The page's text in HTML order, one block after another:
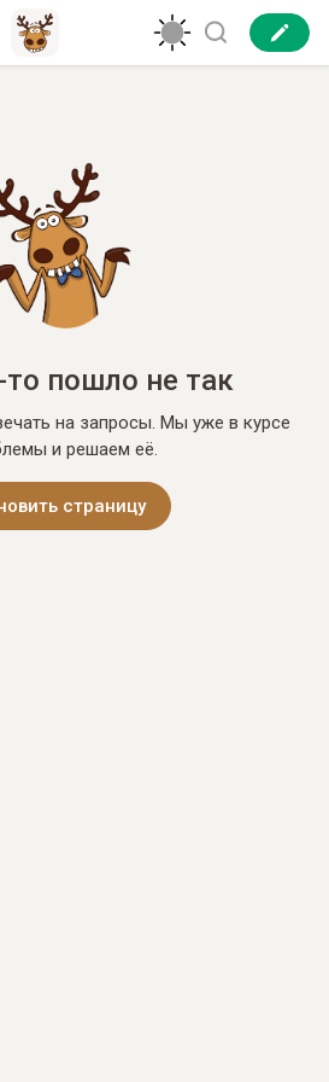
то пошло не так
на запросы. Мы уже в курсе
и решаем её.
страницу